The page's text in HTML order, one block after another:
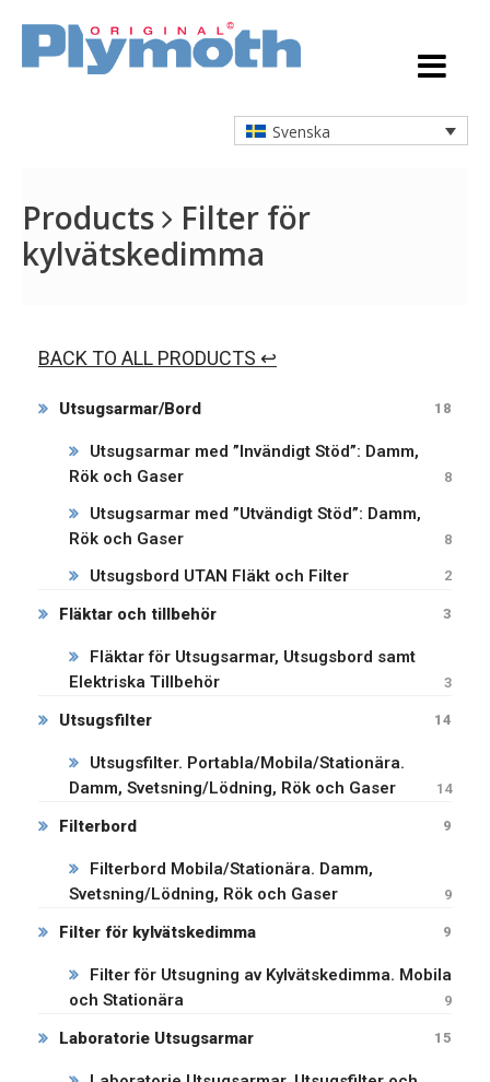
Svenska
Products
Filter för
kylvätskedimma
BACK TO ALL PRODUCTS ↩
Utsugsarmar/Bord 18
Utsugsarmar med ”Invändigt Stöd”: Damm,
Rök och Gaser
8
Utsugsarmar med ”Utvändigt Stöd”: Damm,
Rök och Gaser
8
Utsugsbord UTAN Fläkt och Filter 2
Fläktar och tillbehör 3
Fläktar för Utsugsarmar, Utsugsbord samt
Elektriska Tillbehör
3
Utsugsfilter 14
Utsugsfilter. Portabla/Mobila/Stationära.
Damm, Svetsning/Lödning, Rök och Gaser
14
Filterbord 9
Filterbord Mobila/Stationära. Damm,
Svetsning/Lödning, Rök och Gaser
9
Filter för kylvätskedimma 9
Filter för Utsugning av Kylvätskedimma. Mobila
och Stationära
9
Laboratorie Utsugsarmar 15